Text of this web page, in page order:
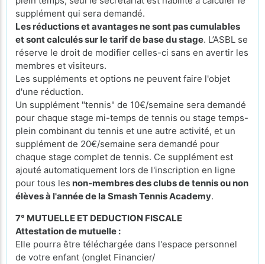
supplément qui sera demandé.
Les réductions et avantages ne sont pas cumulables
et sont calculés sur le tarif de base du stage. L’ASBL se
réserve le droit de modifier celles-ci sans en avertir les
membres et visiteurs.
Les suppléments et options ne peuvent faire l'objet
d'une réduction.
Un supplément "tennis" de 10€/semaine sera demandé
pour chaque stage mi-temps de tennis ou stage temps-
plein combinant du tennis et une autre activité, et un
supplément de 20€/semaine sera demandé pour
chaque stage complet de tennis. Ce supplément est
ajouté automatiquement lors de l'inscription en ligne
pour tous les non-membres des clubs de tennis ou non
élèves à l'année de la Smash Tennis Academy.
7° MUTUELLE ET DEDUCTION FISCALE
Attestation de mutuelle :
Elle pourra être téléchargée dans l'espace personnel
de votre enfant (onglet Financier/